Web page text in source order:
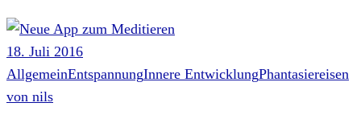
18. Juli 2016
AllgemeinEntspannungInnere EntwicklungPhantasiereisen
von nils